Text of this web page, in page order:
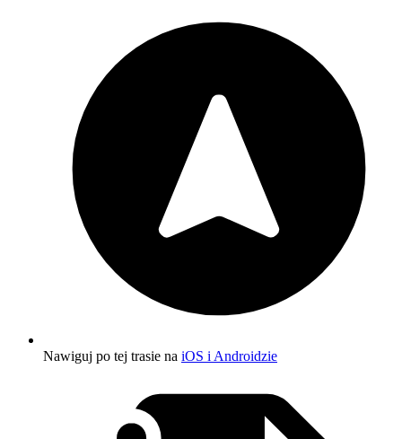
Nawiguj po tej trasie na iOS i Androidzie